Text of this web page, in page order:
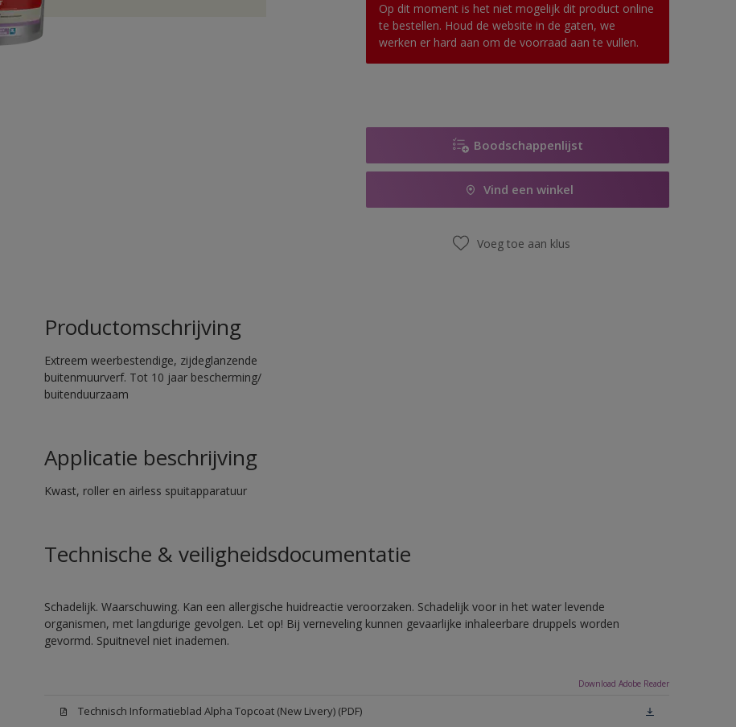
Op dit moment is het niet mogelijk dit product online
te bestellen. Houd de website in de gaten, we
werken er hard aan om de voorraad aan te vullen.
Boodschappenlijst
Vind een winkel
Voeg toe aan klus
Productomschrijving
Extreem weerbestendige, zijdeglanzende
buitenmuurverf. Tot 10 jaar bescherming/
buitenduurzaam
Applicatie beschrijving
Kwast, roller en airless spuitapparatuur
Technische & veiligheidsdocumentatie
Schadelijk. Waarschuwing. Kan een allergische huidreactie veroorzaken. Schadelijk voor in het water levende
organismen, met langdurige gevolgen. Let op! Bij verneveling kunnen gevaarlijke inhaleerbare druppels worden
gevormd. Spuitnevel niet inademen.
Download Adobe Reader
Technisch Informatieblad Alpha Topcoat (New Livery) (PDF)